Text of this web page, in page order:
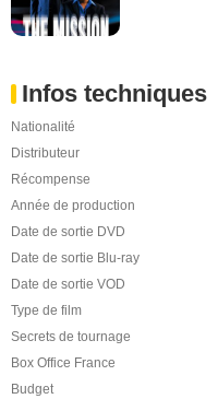
Infos techniques
Nationalité
Distributeur
Récompense
Année de production
Date de sortie DVD
Date de sortie Blu-ray
Date de sortie VOD
Type de film
Secrets de tournage
Box Office France
Budget